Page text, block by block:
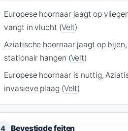
Europese hoornaar jaagt op
vangt in vlucht (Velt)
Aziatische hoornaar jaagt op
stationair hangen (Velt)
Europese hoornaar is nuttig,
invasieve plaag (Velt)
4 Bevestigde feiten